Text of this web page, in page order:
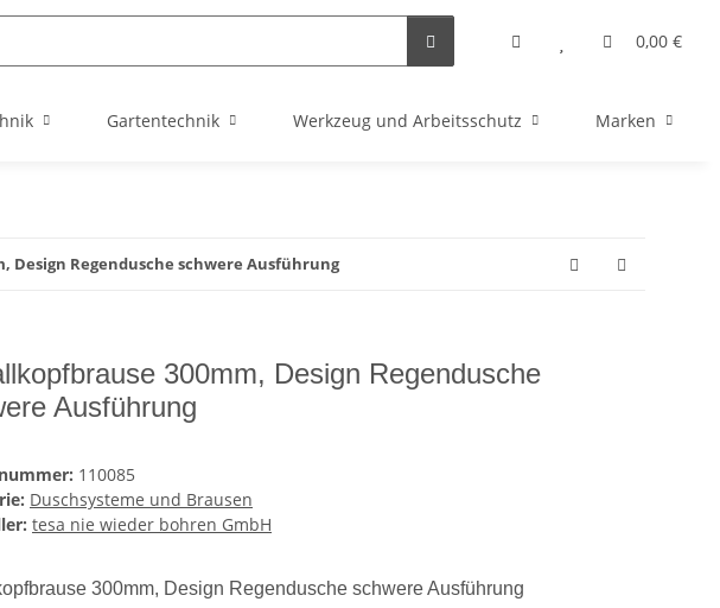
0,00 €
Gartentechnik Werkzeug und Arbeitsschutz Marken
Design Regendusche schwere Ausführung
300mm, Design Regendusche
Ausführung
110085
Duschsysteme und Brausen
tesa nie wieder bohren GmbH
300mm, Design Regendusche schwere Ausführung